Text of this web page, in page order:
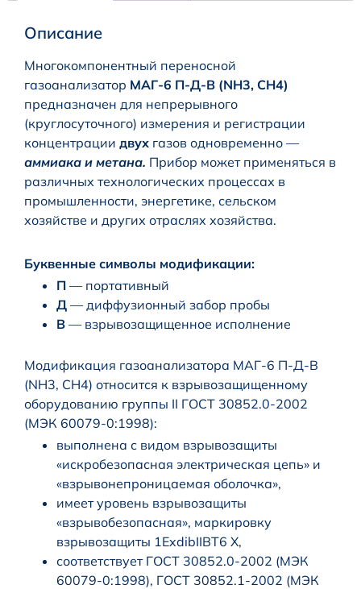
Описание
Многокомпонентный переносной
газоанализатор МАГ-6 П-Д-В (NH3, CH4)
предназначен для непрерывного
(круглосуточного) измерения и регистрации
концентрации двух газов одновременно —
аммиака и метана. Прибор может применяться в
различных технологических процессах в
промышленности, энергетике, сельском
хозяйстве и других отраслях хозяйства.
Буквенные символы модификации:
П — портативный
Д — диффузионный забор пробы
В — взрывозащищенное исполнение
Модификация газоанализатора МАГ-6 П-Д-В
(NH3, CH4) относится к взрывозащищенному
оборудованию группы II ГОСТ 30852.0-2002
(МЭК 60079-0:1998):
выполнена с видом взрывозащиты
«искробезопасная электрическая цепь» и
«взрывонепроницаемая оболочка»,
имеет уровень взрывозащиты
«взрывобезопасная», маркировку
взрывозащиты 1ExdibIIBT6 X,
соответствует ГОСТ 30852.0-2002 (МЭК
60079-0:1998), ГОСТ 30852.1-2002 (МЭК